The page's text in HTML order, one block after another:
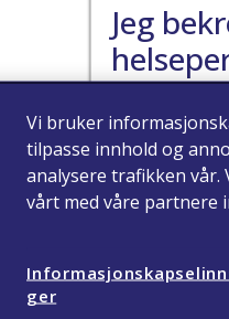
Jeg
13-1
Vi bruker
tilpasse innhold og
analysere trafikken
vårt med våre partnere
ger